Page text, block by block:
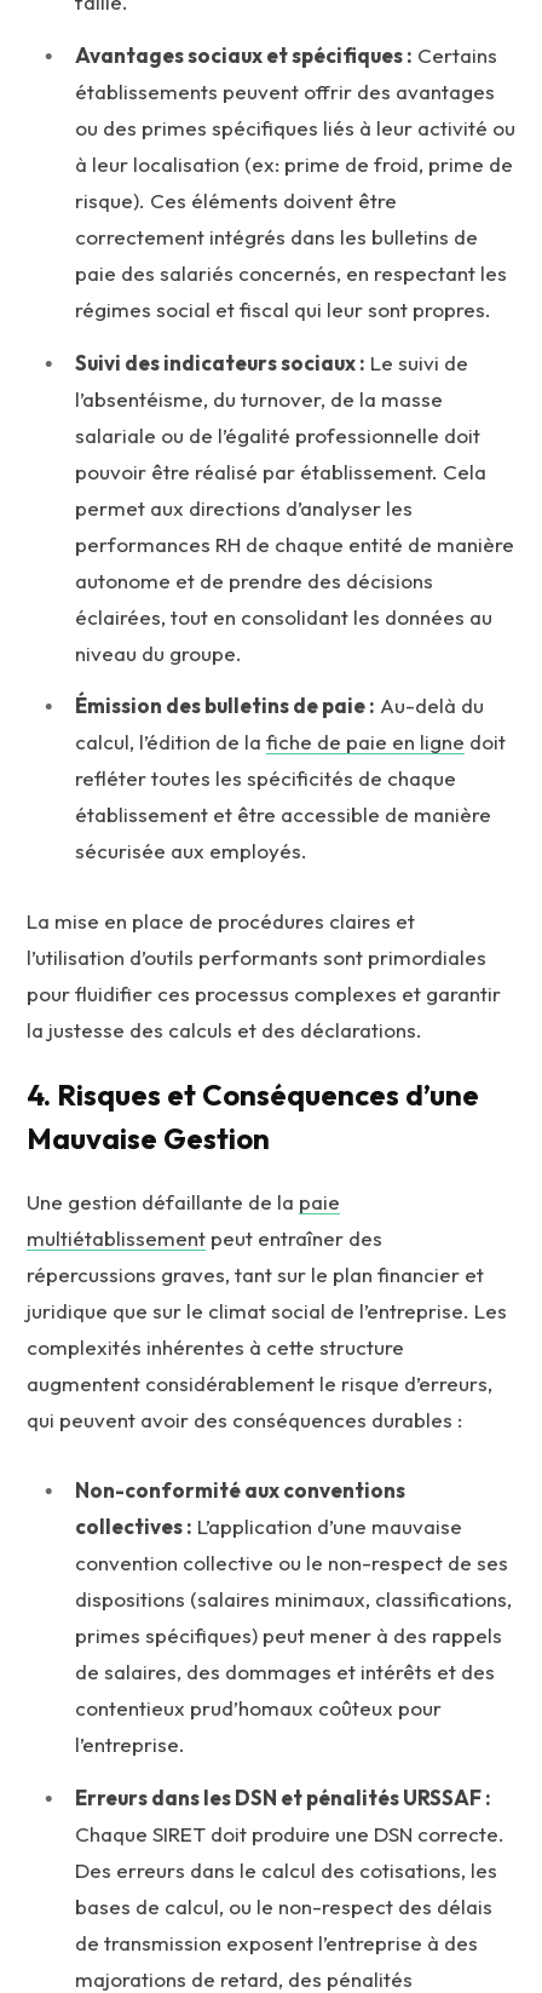
Avantages sociaux et spécifiques : Certains
établissements peuvent offrir des avantages
ou des primes spécifiques liés à leur activité ou
à leur localisation (ex: prime de froid, prime de
risque). Ces éléments doivent être
correctement intégrés dans les bulletins de
paie des salariés concernés, en respectant les
régimes social et fiscal qui leur sont propres.
Suivi des indicateurs sociaux : Le suivi de
l’absentéisme, du turnover, de la masse
salariale ou de l’égalité professionnelle doit
pouvoir être réalisé par établissement. Cela
permet aux directions d’analyser les
performances RH de chaque entité de manière
autonome et de prendre des décisions
éclairées, tout en consolidant les données au
niveau du groupe.
Émission des bulletins de paie : Au-delà du
calcul, l’édition de la fiche de paie en ligne doit
refléter toutes les spécificités de chaque
établissement et être accessible de manière
sécurisée aux employés.
La mise en place de procédures claires et
l’utilisation d’outils performants sont primordiales
pour fluidifier ces processus complexes et garantir
la justesse des calculs et des déclarations.
4. Risques et Conséquences d’une
Mauvaise Gestion
Une gestion défaillante de la paie
multiétablissement peut entraîner des
répercussions graves, tant sur le plan financier et
juridique que sur le climat social de l’entreprise. Les
complexités inhérentes à cette structure
augmentent considérablement le risque d’erreurs,
qui peuvent avoir des conséquences durables :
Non-conformité aux conventions
collectives : L’application d’une mauvaise
convention collective ou le non-respect de ses
dispositions (salaires minimaux, classifications,
primes spécifiques) peut mener à des rappels
de salaires, des dommages et intérêts et des
contentieux prud’homaux coûteux pour
l’entreprise.
Erreurs dans les DSN et pénalités URSSAF :
Chaque SIRET doit produire une DSN correcte.
Des erreurs dans le calcul des cotisations, les
bases de calcul, ou le non-respect des délais
de transmission exposent l’entreprise à des
majorations de retard, des pénalités